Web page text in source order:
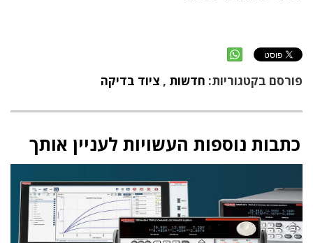
פורסם בקטגוריות: חדשות , ציוד בדיקה
כתבות נוספות העשויות לעניין אותך